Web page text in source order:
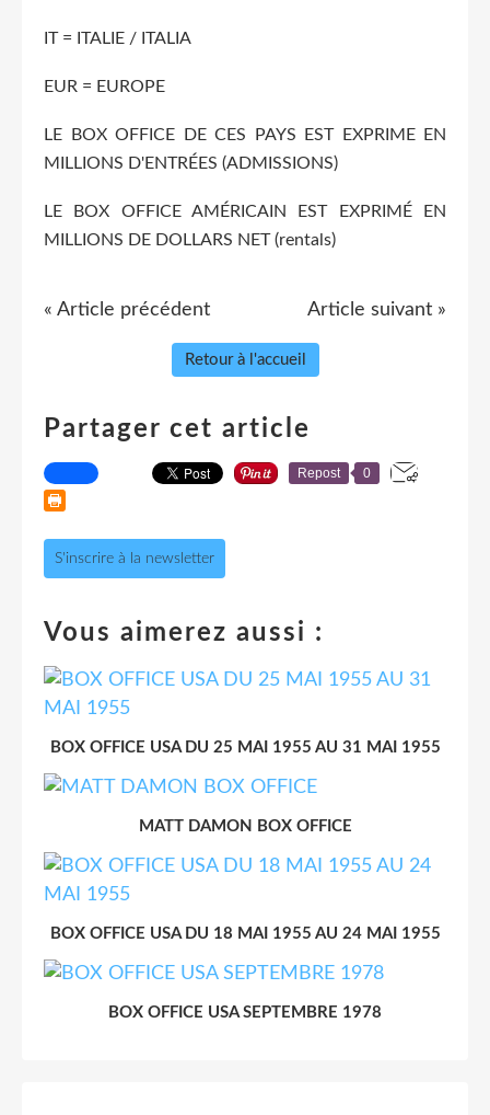
IT = ITALIE / ITALIA
EUR = EUROPE
LE BOX OFFICE DE CES PAYS EST EXPRIME EN
MILLIONS D'ENTRÉES (ADMISSIONS)
LE BOX OFFICE AMÉRICAIN EST EXPRIMÉ EN
MILLIONS DE DOLLARS NET (rentals)
« Article précédent Article suivant »
Retour à l'accueil
Partager cet article
Repost 0
S'inscrire à la newsletter
Vous aimerez aussi :
BOX OFFICE USA DU 25 MAI 1955 AU 31 MAI 1955
MATT DAMON BOX OFFICE
BOX OFFICE USA DU 18 MAI 1955 AU 24 MAI 1955
BOX OFFICE USA SEPTEMBRE 1978